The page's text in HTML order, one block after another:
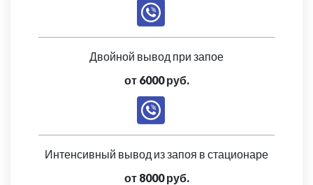
Двойной вывод при запое
от 6000 руб.
Интенсивный вывод из запоя в стационаре
от 8000 руб.